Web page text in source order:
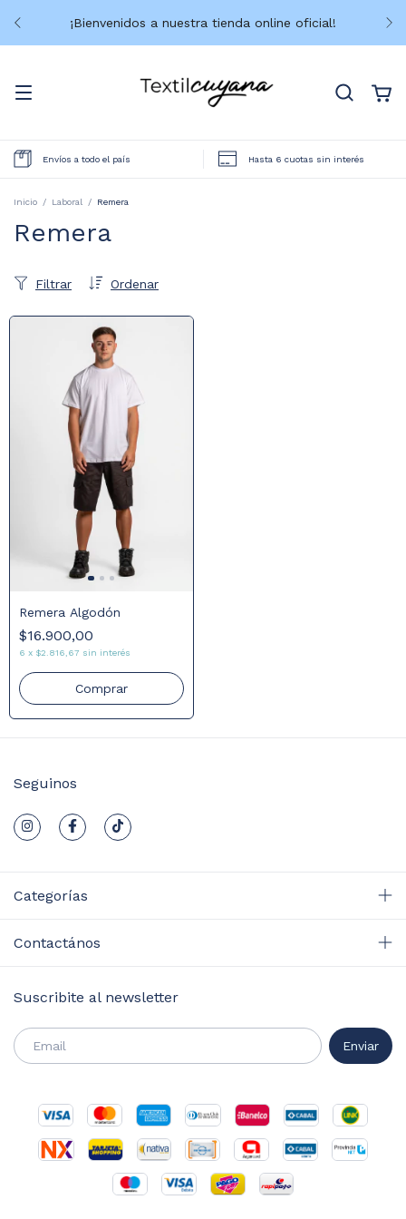
¡Bienvenidos a nuestra tienda online oficial!
Envíos a todo el país Hasta 6 cuotas sin interés
Inicio / Laboral / Remera
Remera
Ordenar
Filtrar
Remera Algodón
$16.900,00
6 x $2.816,67 sin interés
Comprar
Seguinos
Categorías
Contactános
Suscribite al newsletter